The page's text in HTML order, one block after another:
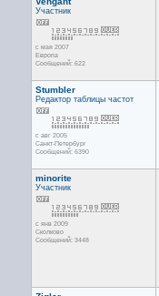
Участник
с мая 2007
Европа
Сообщений: 622
Stumbler
Редактор таблицы частот
с авг 2005
Санкт-Петербург
Сообщений: 6390
minorite
Участник
с янв 2009
Сколково
Сообщений: 3448